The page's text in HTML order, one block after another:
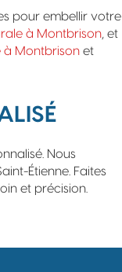
pour embellir votre
à Montbrison , et
à Montbrison et
Nous
Étienne. Faites
et précision.